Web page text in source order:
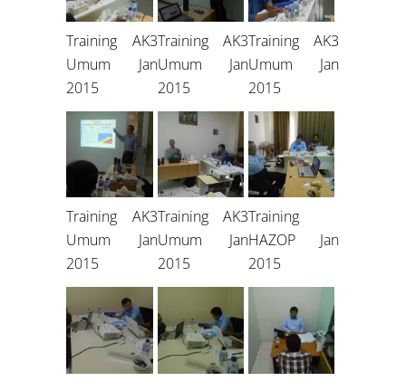
Training AK3
Umum Jan
2015
Training AK3
Umum Jan
2015
Training AK3
Umum Jan
2015
Training AK3
Umum Jan
2015
Training AK3
Umum Jan
2015
Training
HAZOP Jan
2015